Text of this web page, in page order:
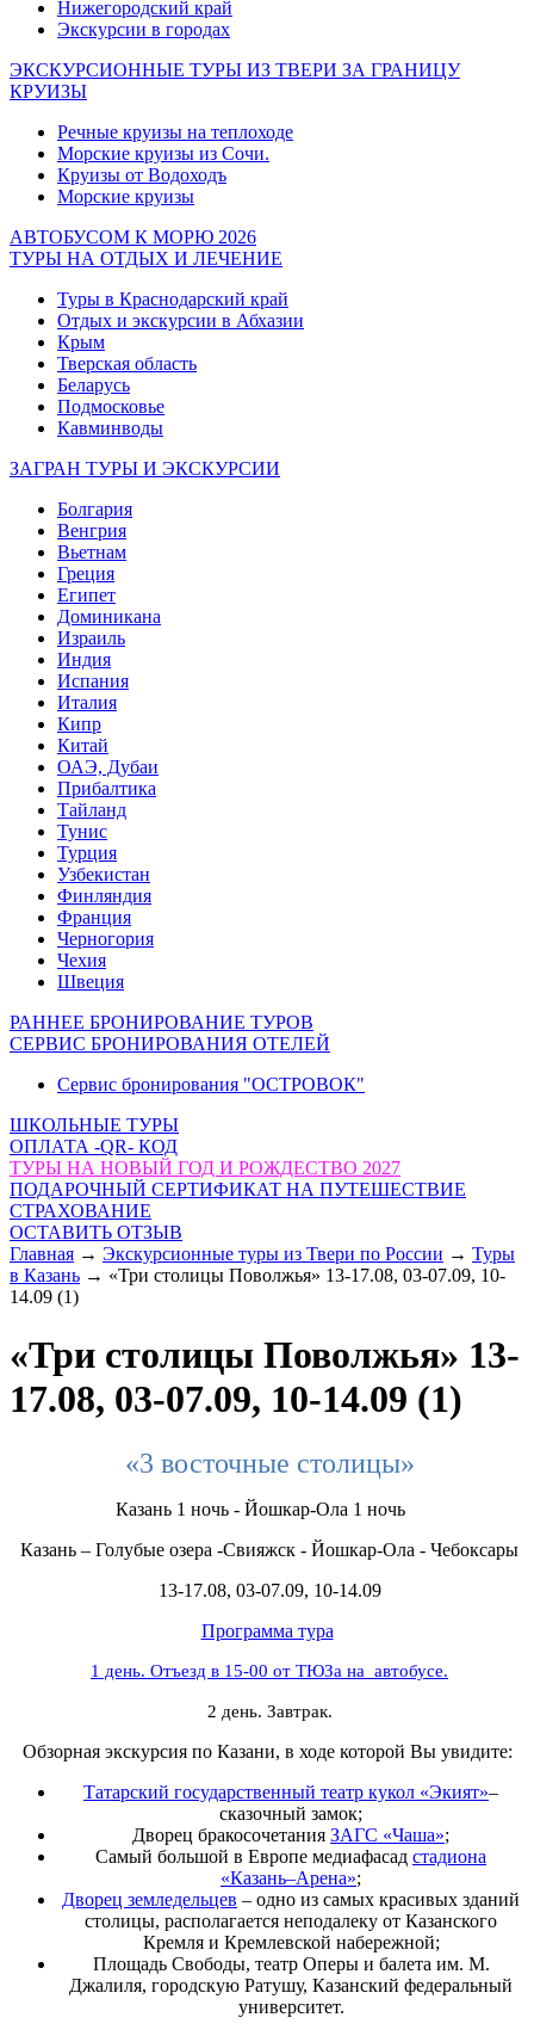
Нижегородский край
Экскурсии в городах
ЭКСКУРСИОННЫЕ ТУРЫ ИЗ ТВЕРИ ЗА ГРАНИЦУ
КРУИЗЫ
Речные круизы на теплоходе
Морские круизы из Сочи.
Круизы от Водоходъ
Морские круизы
АВТОБУСОМ К МОРЮ 2026
ТУРЫ НА ОТДЫХ И ЛЕЧЕНИЕ
Туры в Краснодарский край
Отдых и экскурсии в Абхазии
Крым
Тверская область
Беларусь
Подмосковье
Кавминводы
ЗАГРАН ТУРЫ И ЭКСКУРСИИ
Болгария
Венгрия
Вьетнам
Греция
Египет
Доминикана
Израиль
Индия
Испания
Италия
Кипр
Китай
ОАЭ, Дубаи
Прибалтика
Тайланд
Тунис
Турция
Узбекистан
Финляндия
Франция
Черногория
Чехия
Швеция
РАННЕЕ БРОНИРОВАНИЕ ТУРОВ
СЕРВИС БРОНИРОВАНИЯ ОТЕЛЕЙ
Сервис бронирования "ОСТРОВОК"
ШКОЛЬНЫЕ ТУРЫ
ОПЛАТА -QR- КОД
ТУРЫ НА НОВЫЙ ГОД И РОЖДЕСТВО 2027
ПОДАРОЧНЫЙ СЕРТИФИКАТ НА ПУТЕШЕСТВИЕ
СТРАХОВАНИЕ
ОСТАВИТЬ ОТЗЫВ
Главная → Экскурсионные туры из Твери по России → Туры
в Казань → «Три столицы Поволжья» 13-17.08, 03-07.09, 10-
14.09 (1)
«Три столицы Поволжья» 13-
17.08, 03-07.09, 10-14.09 (1)
«3 восточные столицы»
Казань 1 ночь - Йошкар-Ола 1 ночь
Казань – Голубые озера -Свияжск - Йошкар-Ола - Чебоксары
13-17.08, 03-07.09, 10-14.09
Программа тура
1 день. Отъезд в 15-00 от ТЮЗа на автобусе.
2 день. Завтрак.
Обзорная экскурсия по Казани, в ходе которой Вы увидите:
Татарский государственный театр кукол «Экият»–
сказочный замок;
Дворец бракосочетания ЗАГС «Чаша»;
Самый большой в Европе медиафасад стадиона
«Казань–Арена»;
Дворец земледельцев – одно из самых красивых зданий
столицы, располагается неподалеку от Казанского
Кремля и Кремлевской набережной;
Площадь Свободы, театр Оперы и балета им. М.
Джалиля, городскую Ратушу, Казанский федеральный
университет.